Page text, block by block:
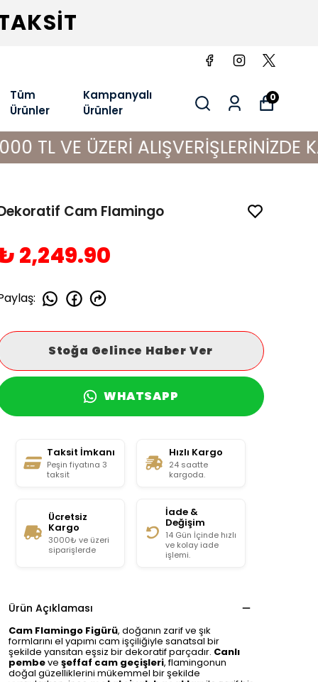
Tüm
Ürünler
Kampanyalı
Ürünler
0
ÜZERİ ALIŞVERİŞLERİNİZDE KARGO
Cam Flamingo
2,249.90
:
Stoğa Gelince Haber Ver
WHATSAPP
Taksit İmkanı
Peşin fiyatına 3
taksit
Hızlı Kargo
24 saatte
kargoda.
Ücretsiz
Kargo
3000₺ ve üzeri
siparişlerde
İade &
Değişim
14 Gün İçinde hızlı
ve kolay iade
işlemi.
Ürün Açıklaması
Cam Flamingo Figürü, doğanın zarif ve şık
formlarını el yapımı cam işçiliğiyle sanatsal bir
şekilde yansıtan eşsiz bir dekoratif parçadır. Canlı
pembeve şeffaf cam geçişleri, flamingonun
doğal güzelliklerini mükemmel bir şekilde